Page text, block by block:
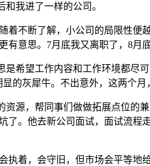
我进了一样的公司。
不断了解，小公司的局限性
意思。7月底我又离职了，8月
希望工作内容和工作环境都尽
的灰犀牛。不出意外，这两个月
源，帮同事们做做拓展点位的
了。他去新公司面试，面试流
着，会守旧，但市场会平等地